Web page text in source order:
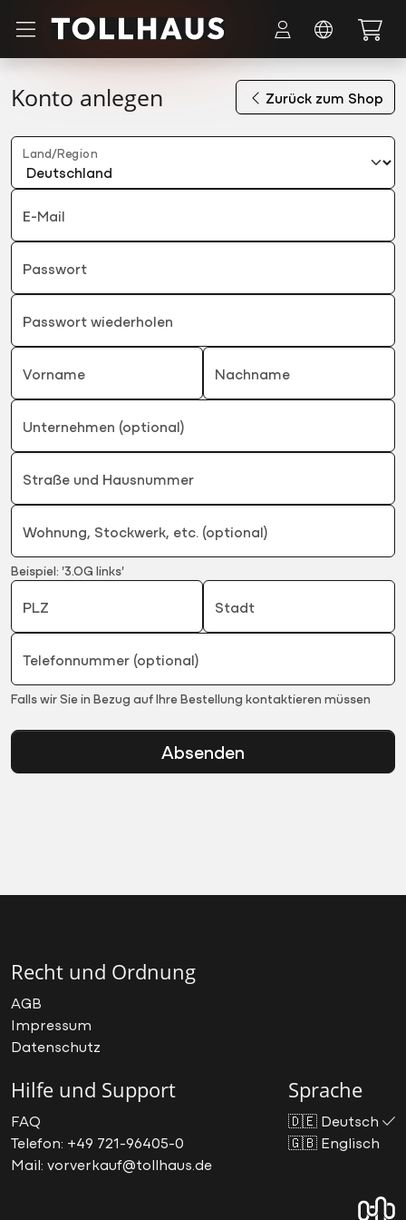
Zum Hauptinhalt springen
Konto anlegen Zurück zum Shop
Land/Region
E-Mail
Passwort
Passwort wiederholen
Vorname Nachname
Unternehmen (optional)
Straße und Hausnummer
Wohnung, Stockwerk, etc. (optional)
Beispiel: '3.OG links'
PLZ Stadt
Telefonnummer (optional)
Falls wir Sie in Bezug auf Ihre Bestellung kontaktieren müssen
Absenden
Recht und Ordnung
AGB
Impressum
Datenschutz
Hilfe und Support
FAQ
Telefon: +49 721-96405-0
Mail: vorverkauf@tollhaus.de
Sprache
🇩🇪 Deutsch
🇬🇧 Englisch